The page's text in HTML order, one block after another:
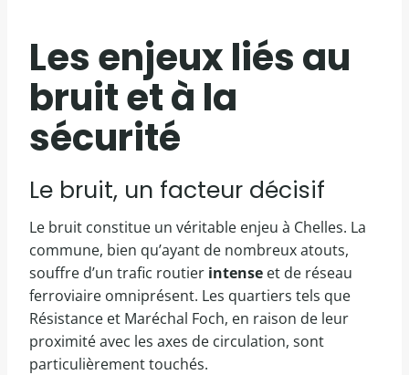
Les enjeux liés au
bruit et à la
sécurité
Le bruit, un facteur décisif
Le bruit constitue un véritable enjeu à Chelles. La
commune, bien qu’ayant de nombreux atouts,
souffre d’un trafic routier intense et de réseau
ferroviaire omniprésent. Les quartiers tels que
Résistance et Maréchal Foch, en raison de leur
proximité avec les axes de circulation, sont
particulièrement touchés.